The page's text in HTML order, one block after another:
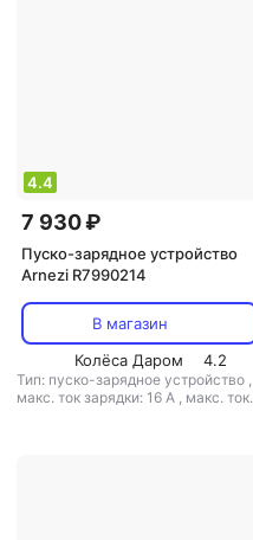
4.4
7 930 ₽
Пуско-зарядное устройство
Arnezi R7990214
В магазин
Колёса Даром
4.2
Тип: пуско-зарядное устройство ,
макс. ток зарядки: 16 А , макс. ток